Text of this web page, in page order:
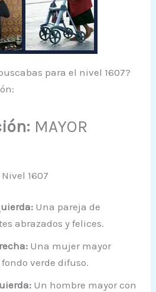
para el nivel 1607?
MAYOR
1607
Una pareja de
abrazados y felices.
Una mujer mayor
verde difuso.
Un hombre mayor con